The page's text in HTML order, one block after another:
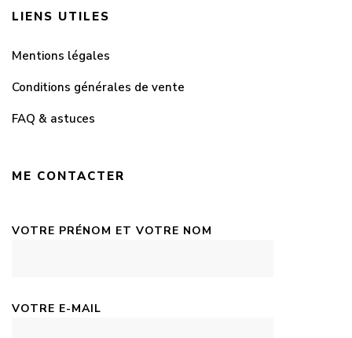
LIENS UTILES
Mentions légales
Conditions générales de vente
FAQ & astuces
ME CONTACTER
VOTRE PRÉNOM ET VOTRE NOM
VOTRE E-MAIL